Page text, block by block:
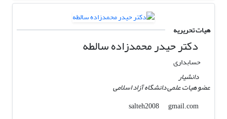
هیات تحریریه
دکتر حیدر محمدزاده سالطه
حسابداری
دانشیار
عضو هیات علمی دانشگاه آزاد اسلامی
salteh2008
gmail.com